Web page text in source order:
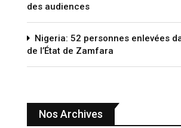
des audiences
Nigeria: 52 personnes enlevées
de l’État de Zamfara
Nos Archives